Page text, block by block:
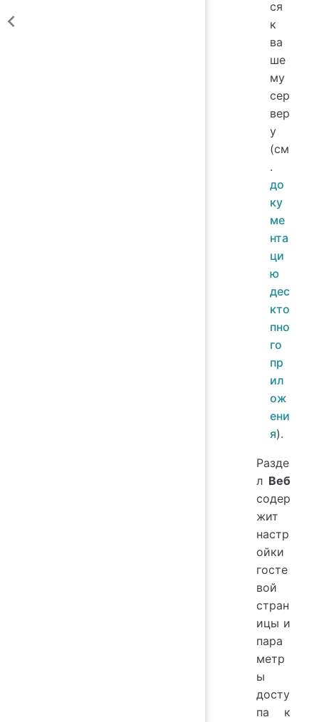
ся
к
ва
ше
му
сер
вер
у
(см
.
до
ку
ме
нта
ци
ю
дес
кто
пно
го
пр
ил
ож
ени
я).
Разде
л Веб
содер
жит
настр
ойки
госте
вой
стран
ицы и
пара
метр
ы
досту
па к